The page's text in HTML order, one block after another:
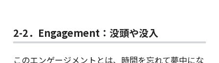
2-2．Engagement：没頭や没入
このエンゲージメントとは、時間を忘れて夢中にな